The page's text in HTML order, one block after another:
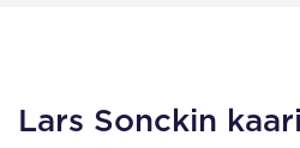
Lars Sonckin